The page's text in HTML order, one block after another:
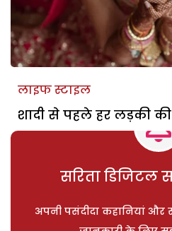
लाइफ स्टाइल
शादी से पहले हर लड़की की
सरिता डिजिटल
अपनी पसंदीदा कहानियां और